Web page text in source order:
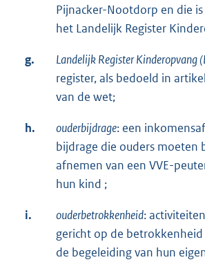
Pijnacker-Nootdorp en die
het Landelijk Register
g. Landelijk Register Kinderopvang
register, als bedoeld in
van de wet;
h. ouderbijdrage: een
bijdrage die ouders moeten
afnemen van een VVE-
hun kind ;
i. ouderbetrokkenheid:
gericht op de
de begeleiding van hun